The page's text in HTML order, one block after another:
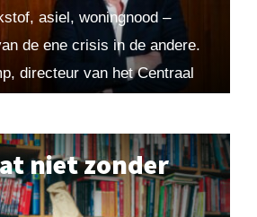
asiel, woningnood –
de ene crisis in de andere.
directeur van het Centraal
niet zonder